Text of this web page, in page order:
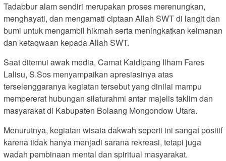
Tadabbur alam sendiri merupakan proses merenungkan,
menghayati, dan mengamati ciptaan Allah SWT di langit dan
bumi untuk mengambil hikmah serta meningkatkan keimanan
dan ketaqwaan kepada Allah SWT.
Saat ditemui awak media, Camat Kaidipang Ilham Fares
Lalisu, S.Sos menyampaikan apresiasinya atas
terselenggaranya kegiatan tersebut yang dinilai mampu
mempererat hubungan silaturahmi antar majelis taklim dan
masyarakat di Kabupaten Bolaang Mongondow Utara.
Menurutnya, kegiatan wisata dakwah seperti ini sangat positif
karena tidak hanya menjadi sarana rekreasi, tetapi juga
wadah pembinaan mental dan spiritual masyarakat.